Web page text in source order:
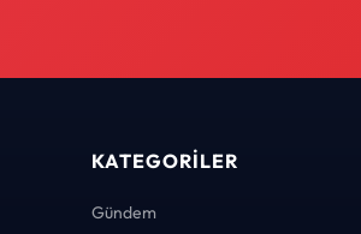
KATEGORILER
Gündem